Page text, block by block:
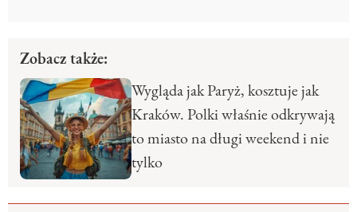
Zobacz także:
Wygląda jak Paryż, kosztuje jak
Kraków. Polki właśnie odkrywają
to miasto na długi weekend i nie
tylko